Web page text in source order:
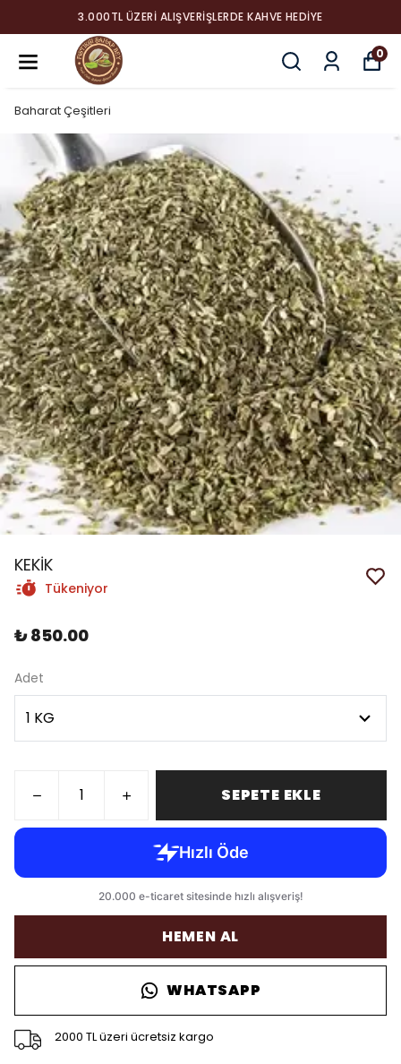
3.000TL ÜZERI ALIŞVERIŞLERDE KAHVE HEDIYE
0
Baharat Çeşitleri
KEKİK
Tükeniyor
₺ 850.00
Adet
SEPETE EKLE
HEMEN AL
WHATSAPP
2000 TL üzeri ücretsiz kargo